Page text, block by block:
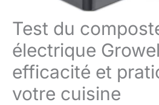
Test du
électrique
efficacité et
votre cuisine